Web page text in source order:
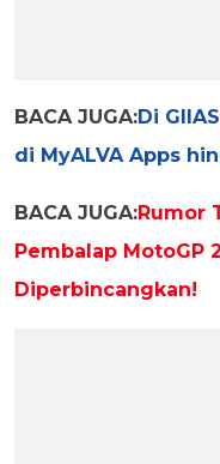
BACA JUGA:Di
di MyALVA Apps
BACA JUGA:Rumor
Pembalap MotoGP
Diperbincangkan!